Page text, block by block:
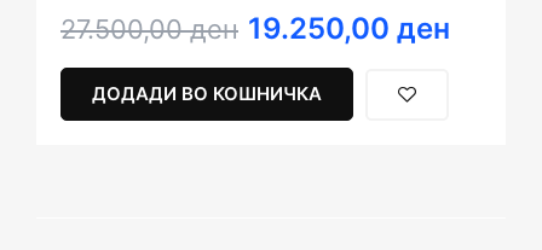
27.500,00ден
Original
was:
27.500,00 ден.
19.250,00 ден
Current
19.250,00 ден.
ДОДАДИ ВО КОШНИЧКА